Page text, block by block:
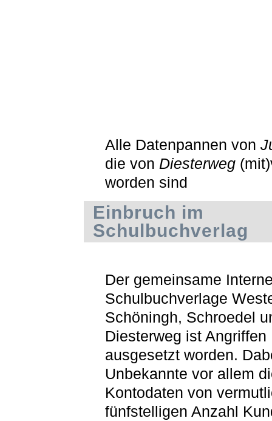
Alle Datenpannen von
die von Diesterweg
worden sind
Einbruch im
Schulbuchverlag
Der gemeinsame
Schulbuchverlage
Schöningh, Schroedel
Diesterweg ist Angriffen
ausgesetzt worden.
Unbekannte vor allem
Kontodaten von
fünfstelligen Anzahl